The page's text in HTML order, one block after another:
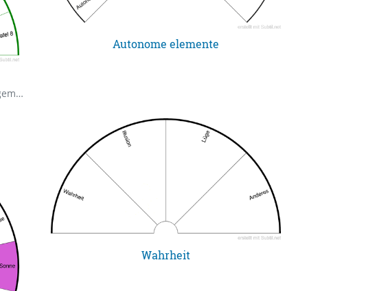
Autonome elemente
Auswahltafel für 8 weiterführende Tafeln - allgemein
Wahrheit